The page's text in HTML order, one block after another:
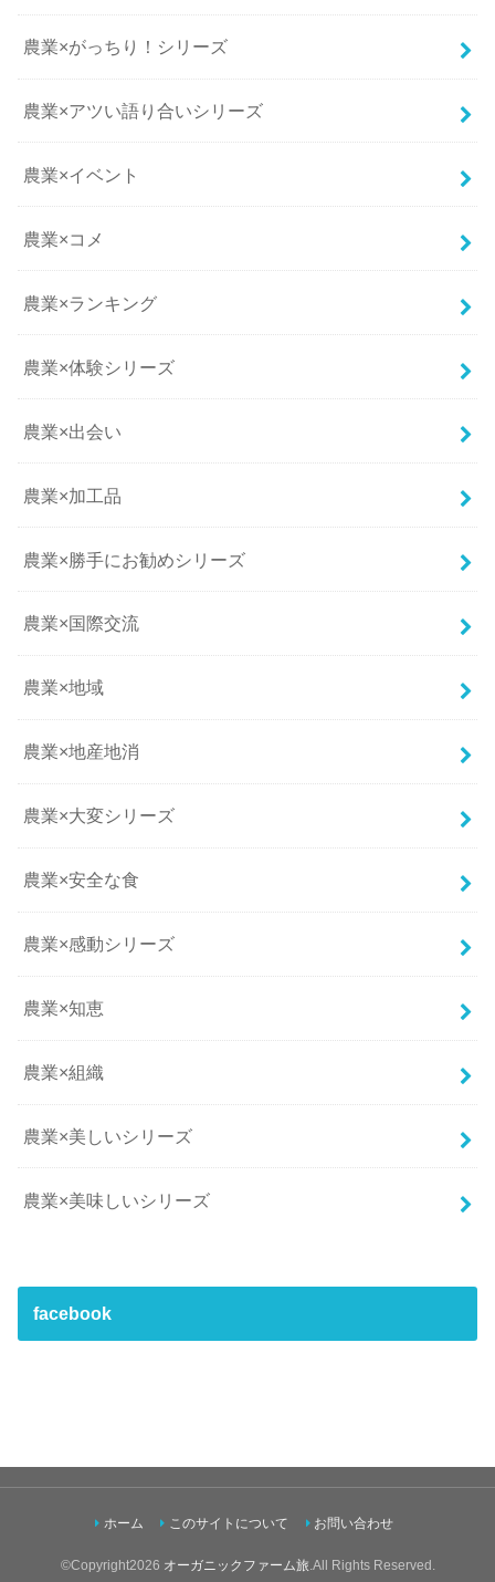
農業×がっちり！シリーズ
農業×アツい語り合いシリーズ
農業×イベント
農業×コメ
農業×ランキング
農業×体験シリーズ
農業×出会い
農業×加工品
農業×勝手にお勧めシリーズ
農業×国際交流
農業×地域
農業×地産地消
農業×大変シリーズ
農業×安全な食
農業×感動シリーズ
農業×知恵
農業×組織
農業×美しいシリーズ
農業×美味しいシリーズ
facebook
ホーム このサイトについて お問い合わせ
©Copyright2026 オーガニックファーム旅 .All Rights Reserved.